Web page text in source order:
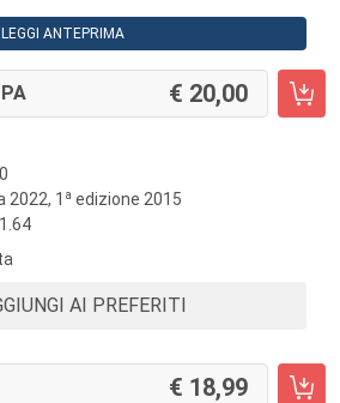
LEGGI ANTEPRIMA
20,00
2022, 1 a edizione 2015
AI PREFERITI
18,99